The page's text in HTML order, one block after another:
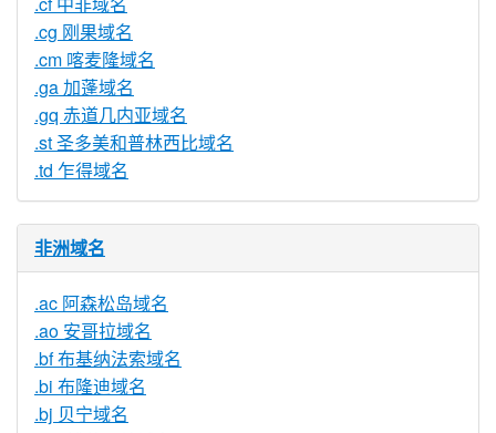
.cg 刚果域名
.cm 喀麦隆域名
.ga 加蓬域名
.gq 赤道几内亚域名
.st 圣多美和普林西比域名
.td 乍得域名
非洲域名
.ac 阿森松岛域名
.ao 安哥拉域名
.bf 布基纳法索域名
.bi 布隆迪域名
.bj 贝宁域名